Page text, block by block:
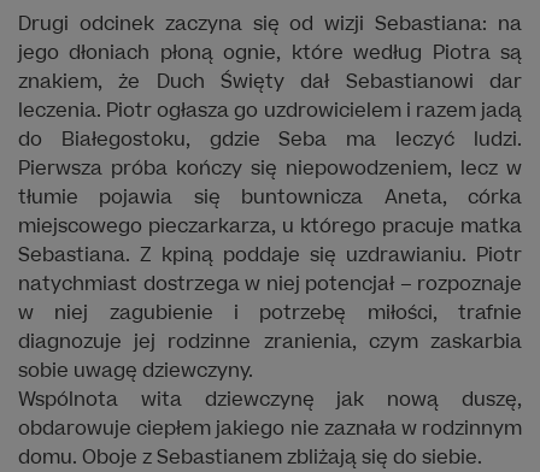
Drugi odcinek zaczyna się od wizji Sebastiana: na
jego dłoniach płoną ognie, które według Piotra są
znakiem, że Duch Święty dał Sebastianowi dar
leczenia. Piotr ogłasza go uzdrowicielem i razem jadą
do Białegostoku, gdzie Seba ma leczyć ludzi.
Pierwsza próba kończy się niepowodzeniem, lecz w
tłumie pojawia się buntownicza Aneta, córka
miejscowego pieczarkarza, u którego pracuje matka
Sebastiana. Z kpiną poddaje się uzdrawianiu. Piotr
natychmiast dostrzega w niej potencjał – rozpoznaje
w niej zagubienie i potrzebę miłości, trafnie
diagnozuje jej rodzinne zranienia, czym zaskarbia
sobie uwagę dziewczyny.
Wspólnota wita dziewczynę jak nową duszę,
obdarowuje ciepłem jakiego nie zaznała w rodzinnym
domu. Oboje z Sebastianem zbliżają się do siebie.